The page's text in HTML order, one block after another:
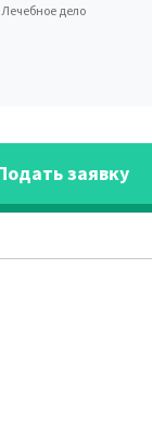
дело
заявку